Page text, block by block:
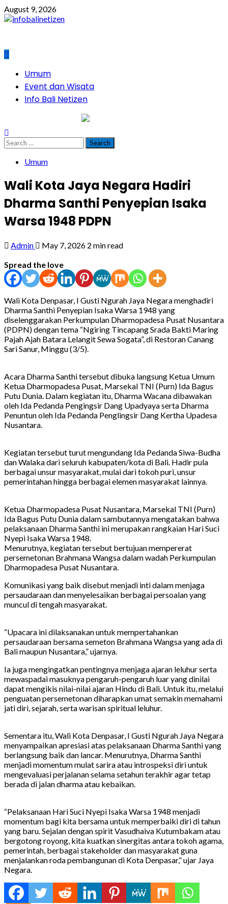
Skip
to
August 9, 2026
PrimaryUmum
Event dan Wisata
Info Bali Netizen
Search
for:
Umum
Wali Kota Jaya Negara Hadiri
Dharma Santhi Penyepian Isaka
Warsa 1948 PDPN
Admin May 7, 2026 2 min read
Spread the love
Wali Kota Denpasar, I Gusti Ngurah Jaya Negara menghadiri
Dharma Santhi Penyepian Isaka Warsa 1948 yang
diselenggarakan Perkumpulan Dharmopadesa Pusat Nusantara
(PDPN) dengan tema “Ngiring Tincapang Srada Bakti Maring
Pajah Ajah Batara Lelangit Sewa Sogata”, di Restoran Canang
Sari Sanur, Minggu (3/5).
Acara Dharma Santhi tersebut dibuka langsung Ketua Umum
Ketua Dharmopadesa Pusat, Marsekal TNI (Purn) Ida Bagus
Putu Dunia. Dalam kegiatan itu, Dharma Wacana dibawakan
oleh Ida Pedanda Pengingsir Dang Upadyaya serta Dharma
Penuntun oleh Ida Pedanda Penglingsir Dang Kertha Upadesa
Nusantara.
Kegiatan tersebut turut mengundang Ida Pedanda Siwa-Budha
dan Walaka dari seluruh kabupaten/kota di Bali. Hadir pula
berbagai unsur masyarakat, mulai dari tokoh puri, unsur
pemerintahan hingga berbagai elemen masyarakat lainnya.
Ketua Dharmopadesa Pusat Nusantara, Marsekal TNI (Purn)
Ida Bagus Putu Dunia dalam sambutannya mengatakan bahwa
pelaksanaan Dharma Santhi ini merupakan rangkaian Hari Suci
Nyepi Isaka Warsa 1948.
Menurutnya, kegiatan tersebut bertujuan mempererat
persemetonan Brahmana Wangsa dalam wadah Perkumpulan
Dharmopadesa Pusat Nusantara.
Komunikasi yang baik disebut menjadi inti dalam menjaga
persaudaraan dan menyelesaikan berbagai persoalan yang
muncul di tengah masyarakat.
“Upacara ini dilaksanakan untuk mempertahankan
persaudaraan bersama semeton Brahmana Wangsa yang ada di
Bali maupun Nusantara,” ujarnya.
Ia juga mengingatkan pentingnya menjaga ajaran leluhur serta
mewaspadai masuknya pengaruh-pengaruh luar yang dinilai
dapat mengikis nilai-nilai ajaran Hindu di Bali. Untuk itu, melalui
penguatan persemetonan diharapkan umat semakin memahami
jati diri, sejarah, serta warisan spiritual leluhur.
Sementara itu, Wali Kota Denpasar, I Gusti Ngurah Jaya Negara
menyampaikan apresiasi atas pelaksanaan Dharma Santhi yang
berlangsung baik dan lancar. Menurutnya, Dharma Santhi
menjadi momentum mulat sarira atau introspeksi diri untuk
mengevaluasi perjalanan selama setahun terakhir agar tetap
berada di jalan dharma atau kebaikan.
“Pelaksanaan Hari Suci Nyepi Isaka Warsa 1948 menjadi
momentum bagi kita bersama untuk memperbaiki diri di tahun
yang baru. Sejalan dengan spirit Vasudhaiva Kutumbakam atau
bergotong royong, kita kuatkan sinergitas antara tokoh agama,
pemerintah, berbagai stakeholder dan masyarakat guna
menjalankan roda pembangunan di Kota Denpasar,” ujar Jaya
Negara.